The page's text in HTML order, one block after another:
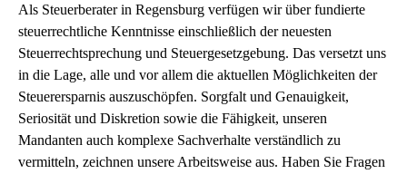
Als Steuerberater in Regensburg verfügen wir über fundierte
steuerrechtliche Kenntnisse einschließlich der neuesten
Steuerrechtsprechung und Steuergesetzgebung. Das versetzt uns
in die Lage, alle und vor allem die aktuellen Möglichkeiten der
Steuerersparnis auszuschöpfen. Sorgfalt und Genauigkeit,
Seriosität und Diskretion sowie die Fähigkeit, unseren
Mandanten auch komplexe Sachverhalte verständlich zu
vermitteln, zeichnen unsere Arbeitsweise aus. Haben Sie Fragen